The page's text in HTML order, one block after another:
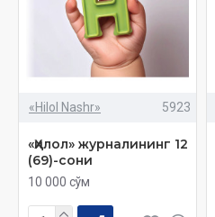
«Hilol Nashr» 5923
«Ҳилол» журналининг 12
(69)-сони
10 000 сўм